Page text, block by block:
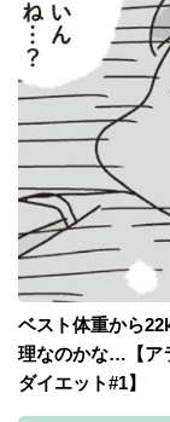
ベスト体重から
理なのかな…【ア
ダイエット#1】